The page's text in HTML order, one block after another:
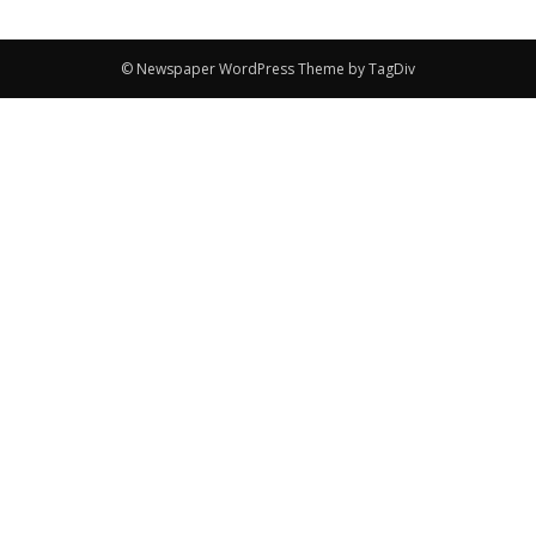
© Newspaper WordPress Theme by TagDiv